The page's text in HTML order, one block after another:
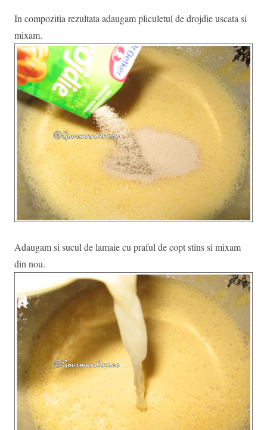
In compozitia rezultata adaugam pliculetul de drojdie uscata si
mixam.
Adaugam si sucul de lamaie cu praful de copt stins si mixam
din nou.